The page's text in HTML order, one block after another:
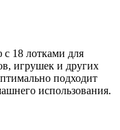
18 лотками для
игрушек и других
подходит
использования.